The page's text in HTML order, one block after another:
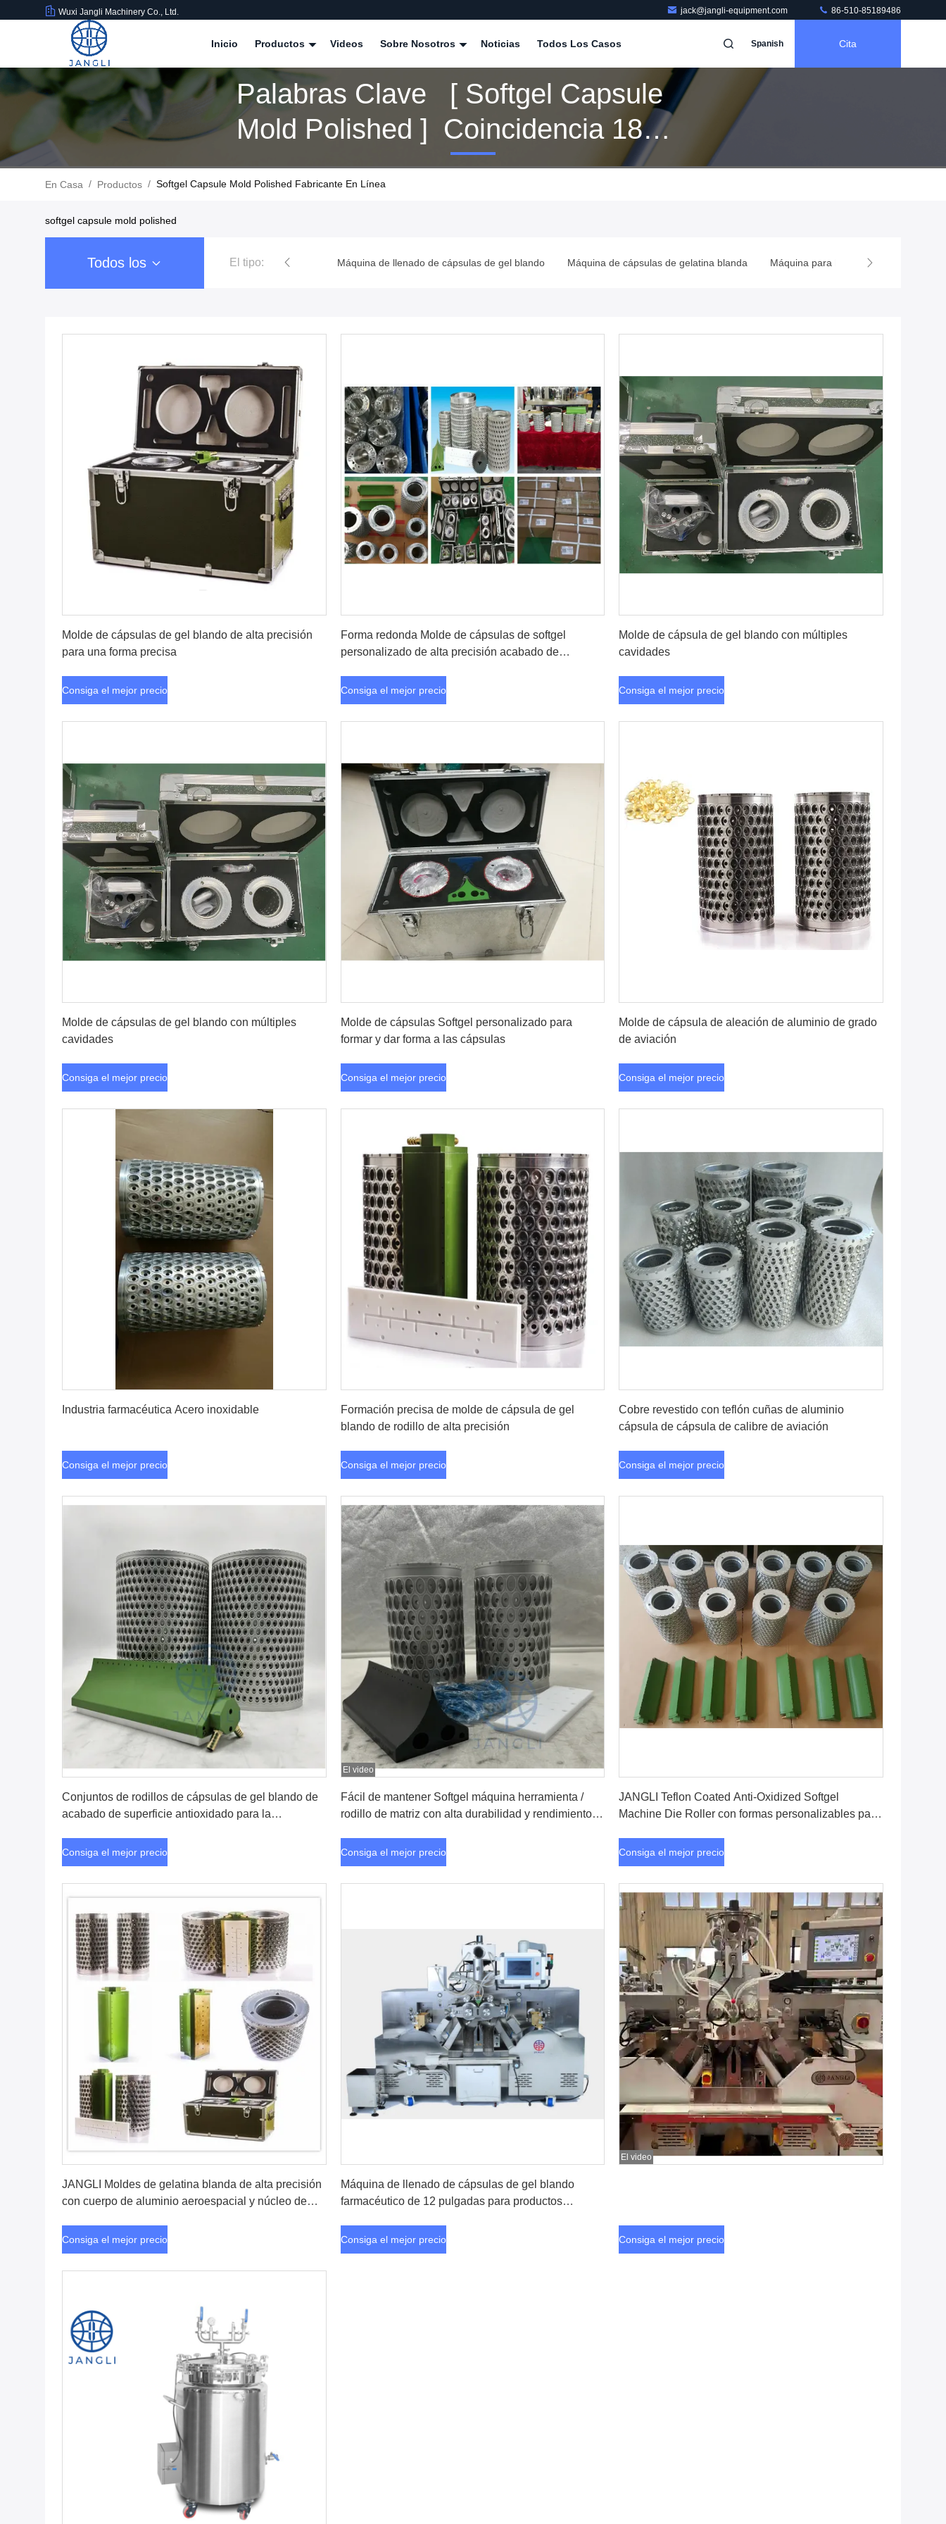
Wuxi Jangli Machinery Co., Ltd. jack@jangli-equipment.com 86-510-85189486
Inicio Productos Videos Sobre Nosotros Noticias Todos Los Casos Spanish Cita
Palabras Clave [ Softgel Capsule
Mold Polished ] Coincidencia 18
Productos
En Casa / Productos / Softgel Capsule Mold Polished Fabricante En Línea
softgel capsule mold polished
Todos los El tipo:
Máquina de la encapsulación de Softgel Máquina de llenado de cápsulas de gel blando Máquina de cápsulas de gelatina blanda Máquina para hacer cápsulas de gel
Molde de cápsulas de gel blando de alta precisión
para una forma precisa
Consiga el mejor precio
Forma redonda Molde de cápsulas de softgel
personalizado de alta precisión acabado de
Consiga el mejor precio
Molde de cápsula de gel blando con múltiples
cavidades
Consiga el mejor precio
Molde de cápsulas de gel blando con múltiples
cavidades
Consiga el mejor precio
Molde de cápsulas Softgel personalizado para
formar y dar forma a las cápsulas
Consiga el mejor precio
Molde de cápsula de aleación de aluminio de grado
de aviación
Consiga el mejor precio
Industria farmacéutica Acero inoxidable
Consiga el mejor precio
Formación precisa de molde de cápsula de gel
blando de rodillo de alta precisión
Consiga el mejor precio
Cobre revestido con teflón cuñas de aluminio
cápsula de cápsula de calibre de aviación
Consiga el mejor precio
Conjuntos de rodillos de cápsulas de gel blando de
acabado de superficie antioxidado para la
Consiga el mejor precio
El video
Fácil de mantener Softgel máquina herramienta /
rodillo de matriz con alta durabilidad y rendimiento
Consiga el mejor precio
JANGLI Teflon Coated Anti-Oxidized Softgel
Machine Die Roller con formas personalizables para
Consiga el mejor precio
JANGLI Moldes de gelatina blanda de alta precisión
con cuerpo de aluminio aeroespacial y núcleo de
Consiga el mejor precio
Máquina de llenado de cápsulas de gel blando
farmacéutico de 12 pulgadas para productos
Consiga el mejor precio
El video
Consiga el mejor precio